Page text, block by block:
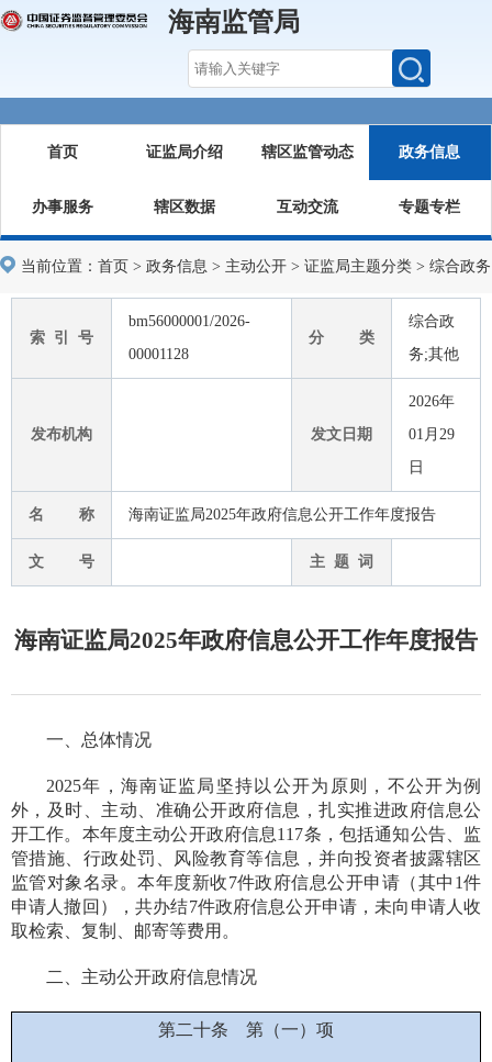
海南监管局
首页 证监局介绍 辖区监管动态 政务信息
办事服务 辖区数据 互动交流 专题专栏
当前位置： 首页 > 政务信息 > 主动公开 > 证监局主题分类 > 综合政务
索 引 号
bm56000001/2026-
00001128
分 类
综合政
务;其他
发布机构 发文日期
2026年
01月29
日
名 称 海南证监局2025年政府信息公开工作年度报告
文 号 主 题 词
海南证监局2025年政府信息公开工作年度报告
一、总体情况
2025年，海南证监局坚持以公开为原则，不公开为例
外，及时、主动、准确公开政府信息，扎实推进政府信息公
开工作。本年度主动公开政府信息117条，包括通知公告、监
管措施、行政处罚、风险教育等信息，并向投资者披露辖区
监管对象名录。本年度新收7件政府信息公开申请（其中 1件
申请人撤回 ）
，共办结7件政府信息公开申请，未向申请人收
取检索、复制、邮寄等费用。
二、主动公开政府信息情况
第二十条 第（一）项